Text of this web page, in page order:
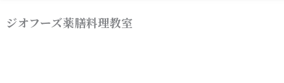
容ジオフーズ薬膳料理教室